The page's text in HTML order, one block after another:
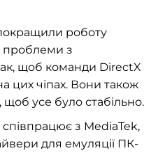
роботу
проблеми з
щоб команди DirectX
цих чіпах. Вони також
усе було стабільно.
з MediaTek,
для емуляції ПК-